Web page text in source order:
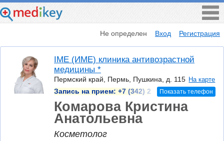
Не определен Вход Регистрация
IME (ИМЕ) клиника антивозрастной
медицины *
Пермский край, Пермь, Пушкина, д. 115 На карте
Запись на прием: +7 (342) 2 Показать телефон
Комарова Кристина
Анатольевна
Косметолог